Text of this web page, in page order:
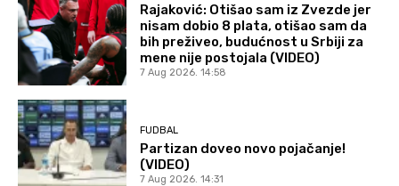
Rajaković: Otišao sam iz Zvezde jer
nisam dobio 8 plata, otišao sam da
bih preživeo, budućnost u Srbiji za
mene nije postojala (VIDEO)
7 Aug 2026. 14:58
FUDBAL
Partizan doveo novo pojačanje!
(VIDEO)
7 Aug 2026. 14:31